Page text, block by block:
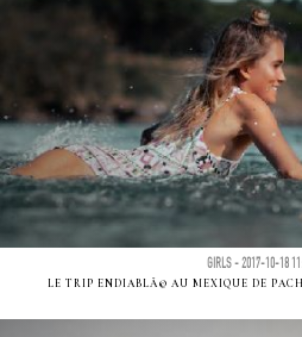
GIRLS - 2017-10-18
LE TRIP ENDIABLÃ© AU MEXIQUE DE